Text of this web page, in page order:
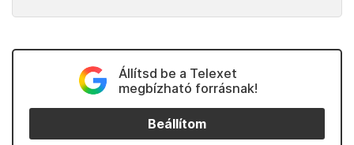
Állítsd be a Telexet
megbízható forrásnak!
Beállítom